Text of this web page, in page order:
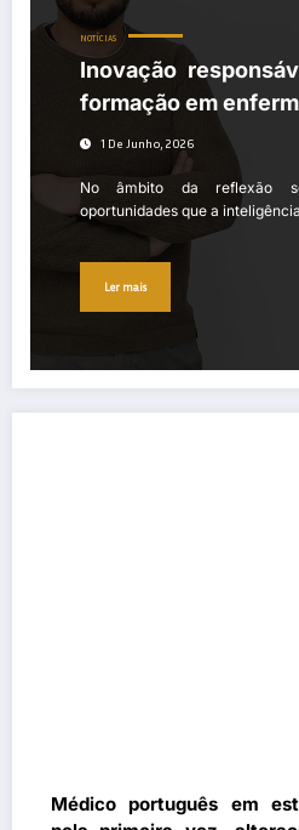
NOTÍCIAS
Inovação
formação em
1 De Junho, 2026
No âmbito da reflexão
oportunidades que a
Ler mais
Médico português em